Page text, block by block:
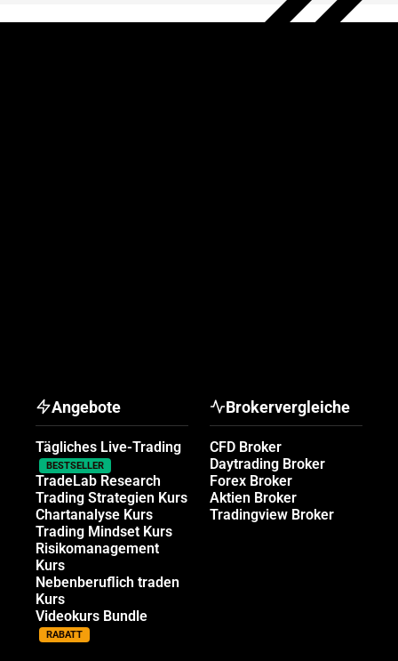
Angebote
Tägliches Live-Trading
BESTSELLER
TradeLab Research
Trading Strategien Kurs
Chartanalyse Kurs
Trading Mindset Kurs
Risikomanagement
Kurs
Nebenberuflich traden
Kurs
Videokurs Bundle
RABATT
Brokervergleiche
CFD Broker
Daytrading Broker
Forex Broker
Aktien Broker
Tradingview Broker